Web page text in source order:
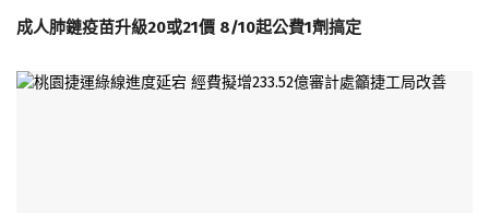
成人肺鏈疫苗升級20或21價 8/10起公費1劑搞定